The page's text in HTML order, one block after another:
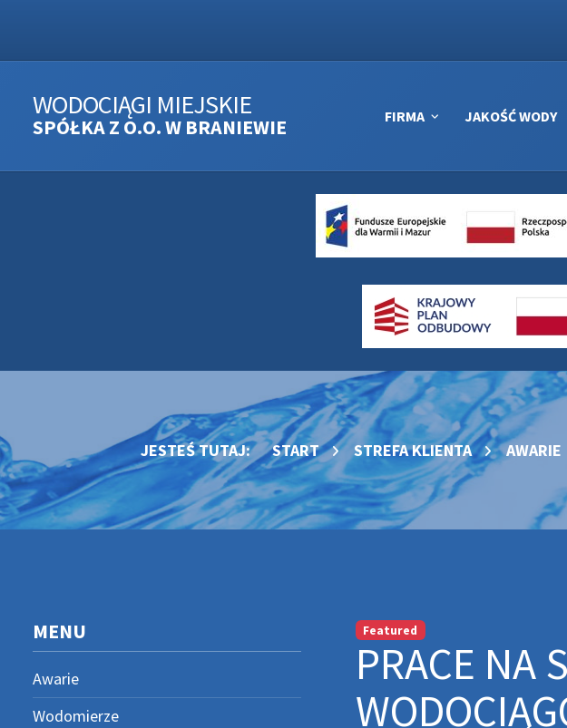
WODOCIĄGI MIEJSKIE
SPÓŁKA Z O.O. W BRANIEWIE FIRMA JAKOŚĆ WODY
JESTEŚ TUTAJ: START STREFA KLIENTA AWARIE
MENU
Awarie
Wodomierze
Featured
PRACE NA